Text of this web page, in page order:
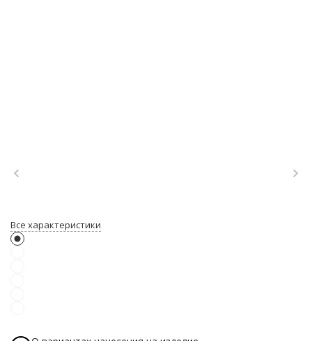
Все характеристики